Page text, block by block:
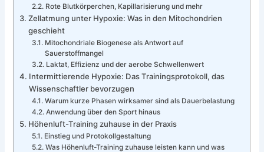
Rote Blutkörperchen, Kapillarisierung und mehr
Zellatmung unter Hypoxie: Was in den Mitochondrien
geschieht
Mitochondriale Biogenese als Antwort auf
Sauerstoffmangel
Laktat, Effizienz und der aerobe Schwellenwert
Intermittierende Hypoxie: Das Trainingsprotokoll, das
Wissenschaftler bevorzugen
Warum kurze Phasen wirksamer sind als Dauerbelastung
Anwendung über den Sport hinaus
Höhenluft-Training zuhause in der Praxis
Einstieg und Protokollgestaltung
Was Höhenluft-Training zuhause leisten kann und was